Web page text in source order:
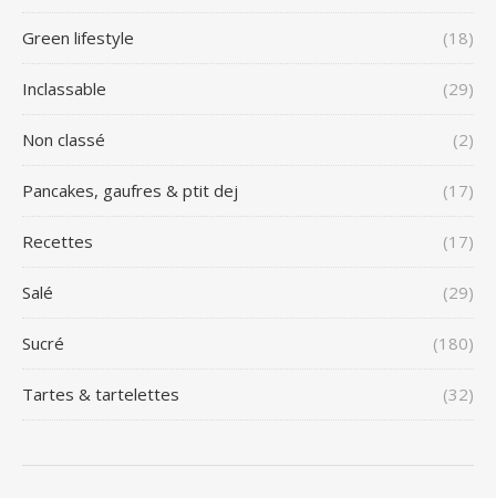
Green lifestyle (18)
Inclassable (29)
Non classé (2)
Pancakes, gaufres & ptit dej (17)
Recettes (17)
Salé (29)
Sucré (180)
Tartes & tartelettes (32)